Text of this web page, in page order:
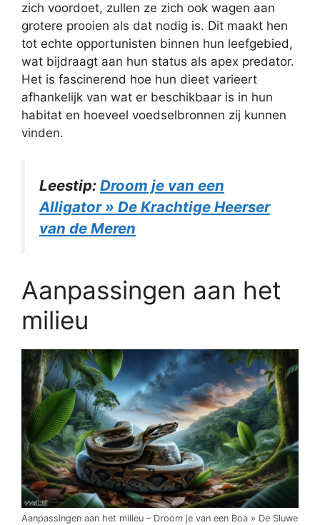
zich voordoet, zullen ze zich ook wagen aan
grotere prooien als dat nodig is. Dit maakt hen
tot echte opportunisten binnen hun leefgebied,
wat bijdraagt aan hun status als apex predator.
Het is fascinerend hoe hun dieet varieert
afhankelijk van wat er beschikbaar is in hun
habitat en hoeveel voedselbronnen zij kunnen
vinden.
Leestip: Droom je van een
Alligator » De Krachtige Heerser
van de Meren
Aanpassingen aan het
milieu
Aanpassingen aan het milieu – Droom je van een Boa » De Sluwe